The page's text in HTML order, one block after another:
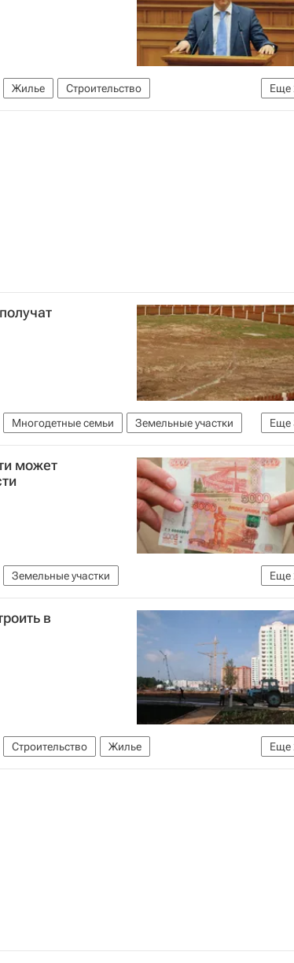
Еще
Жилье
Строительство
Еще
Многодетные семьи
Земельные участки
семей
может
Еще
Земельные участки
в
Еще
Строительство
Жилье